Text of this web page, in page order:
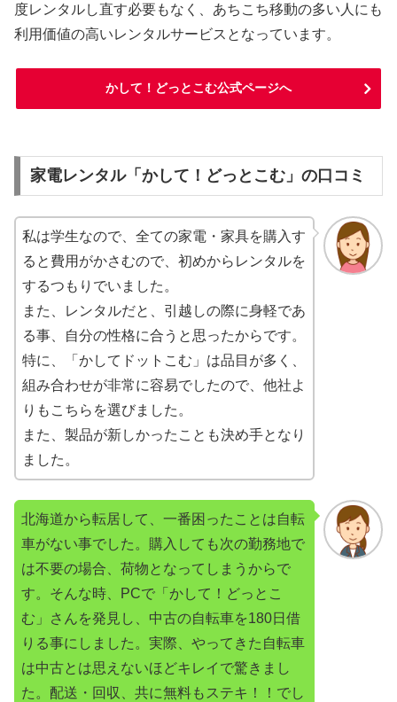
度レンタルし直す必要もなく、あちこち移動の多い人にも
利用価値の高いレンタルサービスとなっています。
かして！どっとこむ公式ページへ
家電レンタル「かして！どっとこむ」の口コミ
私は学生なので、全ての家電・家具を購入す
ると費用がかさむので、初めからレンタルを
するつもりでいました。
また、レンタルだと、引越しの際に身軽であ
る事、自分の性格に合うと思ったからです。
特に、「かしてドットこむ」は品目が多く、
組み合わせが非常に容易でしたので、他社よ
りもこちらを選びました。
また、製品が新しかったことも決め手となり
ました。
北海道から転居して、一番困ったことは自転
車がない事でした。購入しても次の勤務地で
は不要の場合、荷物となってしまうからで
す。そんな時、PCで「かして！どっとこ
む」さんを発見し、中古の自転車を180日借
りる事にしました。実際、やってきた自転車
は中古とは思えないほどキレイで驚きまし
た。配送・回収、共に無料もステキ！！でし